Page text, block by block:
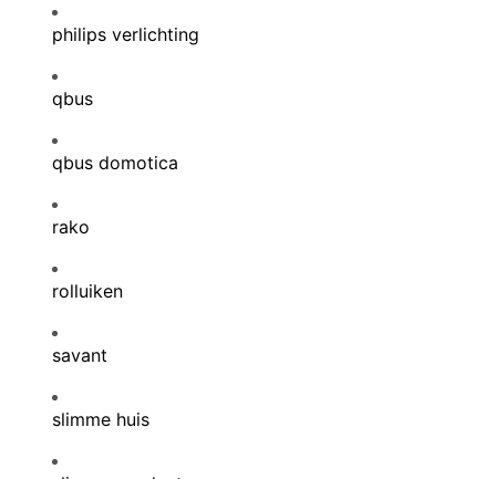
philips verlichting
qbus
qbus domotica
rako
rolluiken
savant
slimme huis